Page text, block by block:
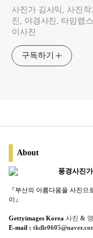
사진가 김사익, 사진
진, 야경사진, 타임랩
이사진
구독하기
About
풍경사진
『부산의 아름다움을 사진으
이』
Gettyimages Korea 사진 &
E-mail :